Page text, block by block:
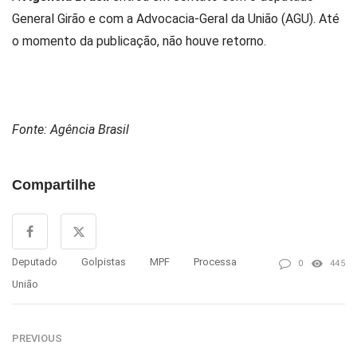
General Girão e com a Advocacia-Geral da União (AGU). Até
o momento da publicação, não houve retorno.
Fonte: Agência Brasil
Compartilhe
Deputado Golpistas MPF
Processa
União
0 445
PREVIOUS